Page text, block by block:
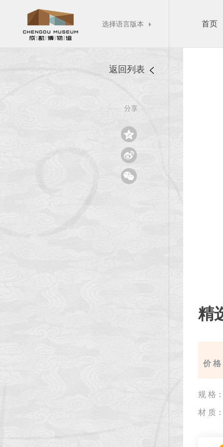
选择语言版本  首页
返回列表
—— 分享 ——



精
价 格
规 格
材 质